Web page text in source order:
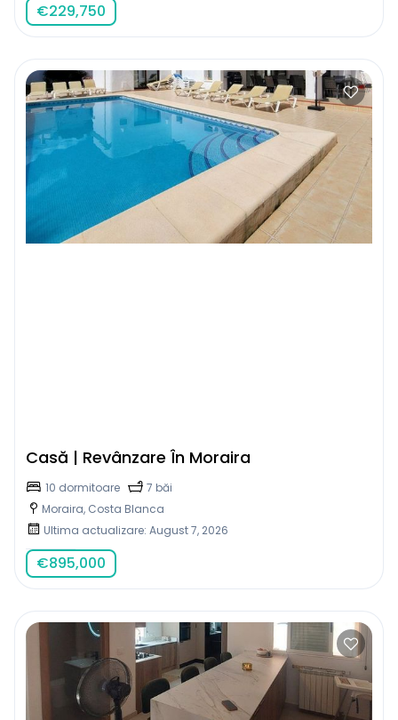
€229,750
Casă | Revânzare În Moraira
10 dormitoare
7 băi
Moraira, Costa Blanca
Ultima actualizare: August 7, 2026
€895,000